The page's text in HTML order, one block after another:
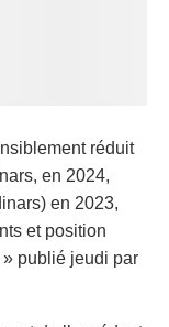
réduit
en 2024,
en 2023,
et position
publié jeudi par